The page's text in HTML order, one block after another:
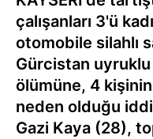
çalışanları 3'ü
otomobile silahlı
Gürcistan
ölümüne, 4
neden olduğu
Gazi Kaya (28),